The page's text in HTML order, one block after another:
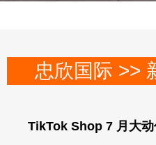
忠欣国际 >>
TikTok Shop 7 月大